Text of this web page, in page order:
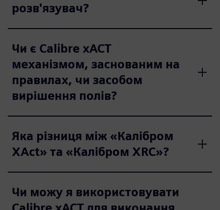
розв'язувач?
Чи є Calibre xACT
механізмом, заснованим на
правилах, чи засобом
вирішення полів?
Яка різниця між «Калібром
XAct» та «Калібром XRC»?
Чи можу я використовувати